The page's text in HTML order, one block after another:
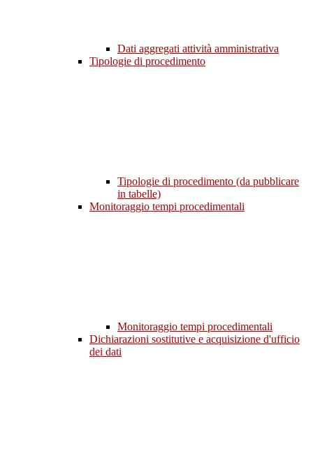
Dati aggregati attività amministrativa
Tipologie di procedimento
Tipologie di procedimento (da pubblicare
in tabelle)
Monitoraggio tempi procedimentali
Monitoraggio tempi procedimentali
Dichiarazioni sostitutive e acquisizione d'ufficio
dei dati